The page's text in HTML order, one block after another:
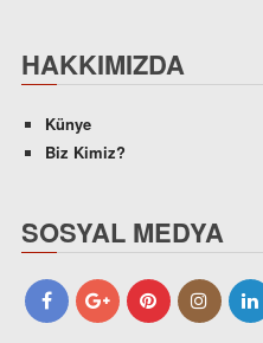
HAKKIMIZDA
Künye
Biz Kimiz?
SOSYAL MEDYA